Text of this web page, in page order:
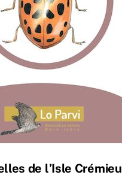
de l’Isle Crémieu